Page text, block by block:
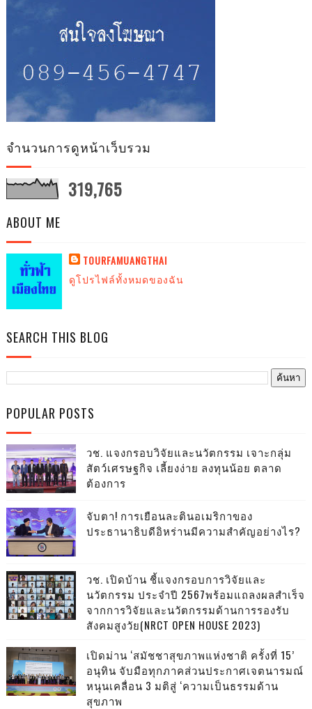
จำนวนการดูหน้าเว็บรวม
319,765
ABOUT ME
TOURFAMUANGTHAI
ดูโปรไฟล์ทั้งหมดของฉัน
SEARCH THIS BLOG
POPULAR POSTS
วช. แจงกรอบวิจัยและนวัตกรรม เจาะกลุ่ม
สัตว์เศรษฐกิจ เลี้ยงง่าย ลงทุนน้อย ตลาด
ต้องการ
จับตา! การเยือนละตินอเมริกาของ
ประธานาธิบดีอิหร่านมีความสำคัญอย่างไร?
วช. เปิดบ้าน ชี้แจงกรอบการวิจัยและ
นวัตกรรม ประจำปี 2567พร้อมแถลงผลสำเร็จ
จากการวิจัยและนวัตกรรมด้านการรองรับ
สังคมสูงวัย(NRCT OPEN HOUSE 2023)
เปิดม่าน ‘สมัชชาสุขภาพแห่งชาติ ครั้งที่ 15’
อนุทิน จับมือทุกภาคส่วนประกาศเจตนารมณ์
หนุนเคลื่อน 3 มติสู่ ‘ความเป็นธรรมด้าน
สุขภาพ